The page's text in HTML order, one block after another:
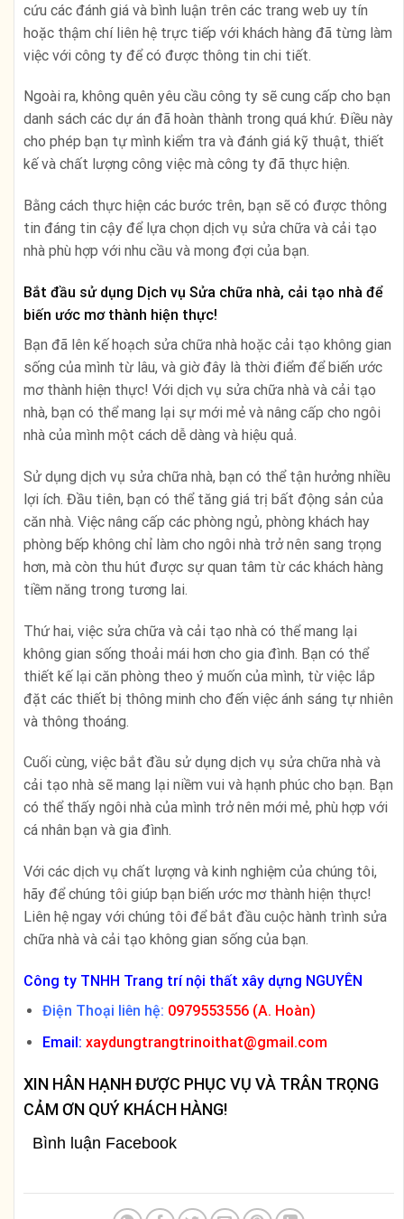
cứu các đánh giá và bình luận trên các trang web uy tín
hoặc thậm chí liên hệ trực tiếp với khách hàng đã từng làm
việc với công ty để có được thông tin chi tiết.
Ngoài ra, không quên yêu cầu công ty sẽ cung cấp cho bạn
danh sách các dự án đã hoàn thành trong quá khứ. Điều này
cho phép bạn tự mình kiểm tra và đánh giá kỹ thuật, thiết
kế và chất lượng công việc mà công ty đã thực hiện.
Bằng cách thực hiện các bước trên, bạn sẽ có được thông
tin đáng tin cậy để lựa chọn dịch vụ sửa chữa và cải tạo
nhà phù hợp với nhu cầu và mong đợi của bạn.
Bắt đầu sử dụng Dịch vụ Sửa chữa nhà, cải tạo nhà để
biến ước mơ thành hiện thực!
Bạn đã lên kế hoạch sửa chữa nhà hoặc cải tạo không gian
sống của mình từ lâu, và giờ đây là thời điểm để biến ước
mơ thành hiện thực! Với dịch vụ sửa chữa nhà và cải tạo
nhà, bạn có thể mang lại sự mới mẻ và nâng cấp cho ngôi
nhà của mình một cách dễ dàng và hiệu quả.
Sử dụng dịch vụ sửa chữa nhà, bạn có thể tận hưởng nhiều
lợi ích. Đầu tiên, bạn có thể tăng giá trị bất động sản của
căn nhà. Việc nâng cấp các phòng ngủ, phòng khách hay
phòng bếp không chỉ làm cho ngôi nhà trở nên sang trọng
hơn, mà còn thu hút được sự quan tâm từ các khách hàng
tiềm năng trong tương lai.
Thứ hai, việc sửa chữa và cải tạo nhà có thể mang lại
không gian sống thoải mái hơn cho gia đình. Bạn có thể
thiết kế lại căn phòng theo ý muốn của mình, từ việc lắp
đặt các thiết bị thông minh cho đến việc ánh sáng tự nhiên
và thông thoáng.
Cuối cùng, việc bắt đầu sử dụng dịch vụ sửa chữa nhà và
cải tạo nhà sẽ mang lại niềm vui và hạnh phúc cho bạn. Bạn
có thể thấy ngôi nhà của mình trở nên mới mẻ, phù hợp với
cá nhân bạn và gia đình.
Với các dịch vụ chất lượng và kinh nghiệm của chúng tôi,
hãy để chúng tôi giúp bạn biến ước mơ thành hiện thực!
Liên hệ ngay với chúng tôi để bắt đầu cuộc hành trình sửa
chữa nhà và cải tạo không gian sống của bạn.
Công ty TNHH Trang trí nội thất xây dựng NGUYÊN
Điện Thoại liên hệ: 0979553556 (A. Hoàn)
Email: xaydungtrangtrinoithat@gmail.com
XIN HÂN HẠNH ĐƯỢC PHỤC VỤ VÀ TRÂN TRỌNG
CẢM ƠN QUÝ KHÁCH HÀNG!
Bình luận Facebook